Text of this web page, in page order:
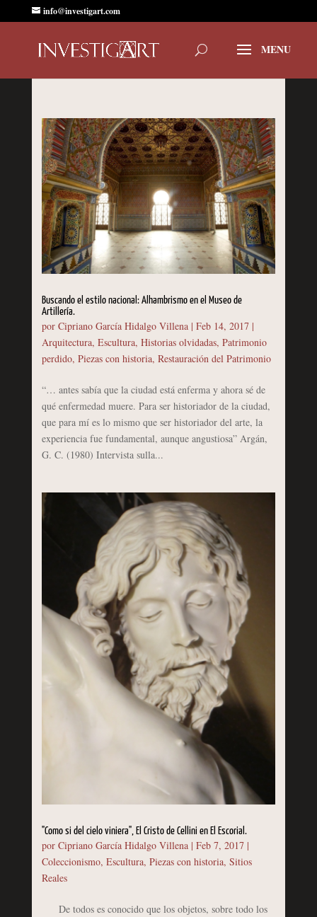
info@investigart.com
Buscando el estilo nacional: Alhambrismo en el Museo de
Artillería.
por Cipriano García Hidalgo Villena| Feb 14, 2017|
Arquitectura, Escultura, Historias olvidadas, Patrimonio
perdido, Piezas con historia, Restauración del Patrimonio
“… antes sabía que la ciudad está enferma y ahora sé de
qué enfermedad muere. Para ser historiador de la ciudad,
que para mí es lo mismo que ser historiador del arte, la
experiencia fue fundamental, aunque angustiosa” Argán,
G. C. (1980) Intervista sulla...
"Como si del cielo viniera", El Cristo de Cellini en El Escorial.
por Cipriano García Hidalgo Villena| Feb 7, 2017|
Coleccionismo, Escultura, Piezas con historia, Sitios
Reales
De todos es conocido que los objetos, sobre todo los